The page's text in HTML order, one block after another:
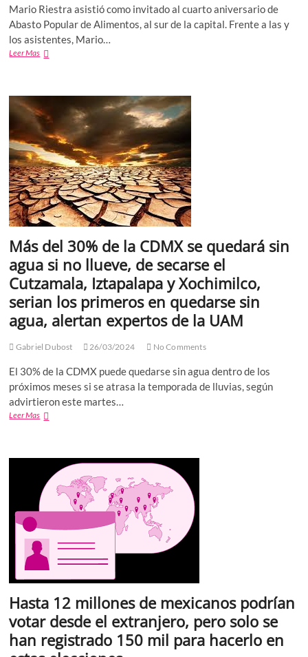
Mario Riestra asistió como invitado al cuarto aniversario de
Abasto Popular de Alimentos, al sur de la capital. Frente a las y
los asistentes, Mario…
Leer MasAsiste
al
cuarto
aniversario
de
Abasto
Popular
de
Alimentos
de
Puebla
Más del 30% de la CDMX se quedará sin
agua si no llueve, de secarse el
Cutzamala, Iztapalapa y Xochimilco,
serian los primeros en quedarse sin
agua, alertan expertos de la UAM
Gabriel Dubost 26/03/2024 No Comments
El 30% de la CDMX puede quedarse sin agua dentro de los
próximos meses si se atrasa la temporada de lluvias, según
advirtieron este martes…
Leer MasMás
CDMX
se
quedará
sin
si
no
llueve,
el
Cutzamala,
Iztapalapa
y
Xochimilco,
Hasta 12 millones de mexicanos podrían
votar desde el extranjero, pero solo se
han registrado 150 mil para hacerlo en